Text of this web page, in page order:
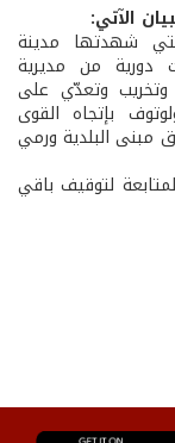
الآتي:
شهدتها مدينة
دورية من مديرية
شغب وتخريب وتعدّي على
بإتجاه القوى
مبنى البلدية ورمي
لتوقيف باقي